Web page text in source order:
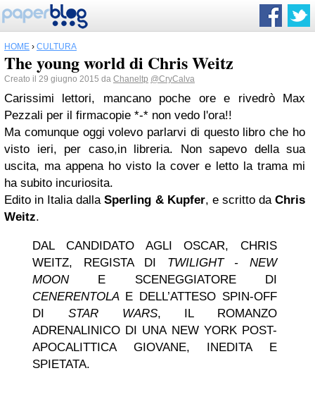
HOME › CULTURA
The young world di Chris Weitz
Creato il 29 giugno 2015 da Chaneltp @CryCalva
Carissimi lettori, mancano poche ore e rivedrò Max
Pezzali per il firmacopie *-* non vedo l'ora!!
Ma comunque oggi volevo parlarvi di questo libro che ho
visto ieri, per caso,in libreria. Non sapevo della sua
uscita, ma appena ho visto la cover e letto la trama mi
ha subito incuriosita.
Edito in Italia dallaSperling & Kupfer, e scritto daChris
Weitz.
DAL CANDIDATO AGLI OSCAR, CHRIS
WEITZ, REGISTA DI TWILIGHT - NEW
MOONE SCENEGGIATORE DI
CENERENTOLA E DELL’ATTESO SPIN-OFF
DI STAR WARS, IL ROMANZO
ADRENALINICO DI UNA NEW YORK POST-
APOCALITTICA GIOVANE, INEDITA E
SPIETATA.